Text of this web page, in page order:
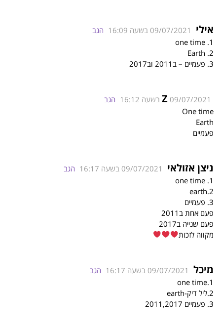
אילי 09/07/2021 בשעה 16:09
הגב
1. one time
2. Earth
3. פעמיים – ב2011 וב2017
Z 09/07/2021 בשעה 16:12
הגב
One time
Earth
פעמיים
ניצן אזולאי 09/07/2021 בשעה 16:17
הגב
1. one time
2.earth
3. פעמיים
פעם אחת ב2011
פעם שנייה ב2017
מקווה לזכות
מיכל 09/07/2021 בשעה 16:17
הגב
1.one time
2.ליל דיק-earth
3. פעמיים 2011,2017